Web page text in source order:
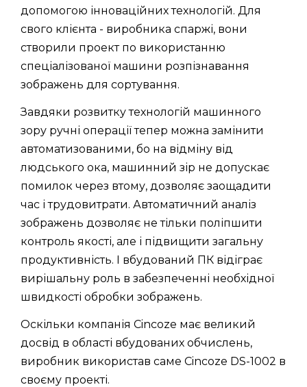
допомогою інноваційних технологій. Для
свого клієнта - виробника спаржі, вони
створили проект по використанню
спеціалізованої машини розпізнавання
зображень для сортування.
Завдяки розвитку технологій машинного
зору ручні операції тепер можна замінити
автоматизованими, бо на відміну від
людського ока, машинний зір не допускає
помилок через втому, дозволяє заощадити
час і трудовитрати. Автоматичний аналіз
зображень дозволяє не тільки поліпшити
контроль якості, але і підвищити загальну
продуктивність. І вбудований ПК відіграє
вирішальну роль в забезпеченні необхідної
швидкості обробки зображень.
Оскільки компанія Cincoze має великий
досвід в області вбудованих обчислень,
виробник використав саме Cincoze DS-1002 в
своєму проекті.